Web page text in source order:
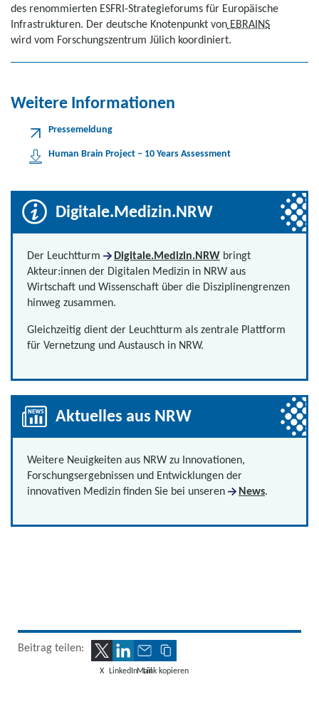
des renommierten ESFRI-Strategieforums für Europäische
Infrastrukturen. Der deutsche Knotenpunkt von EBRAINS
wird vom Forschungszentrum Jülich koordiniert.
Weitere Informationen
Pressemeldung
Human Brain Project – 10 Years Assessment
Digitale.Medizin.NRW
Der Leuchtturm Digitale.Medizin.NRW bringt
Akteur:innen der Digitalen Medizin in NRW aus
Wirtschaft und Wissenschaft über die Disziplinengrenzen
hinweg zusammen.
Gleichzeitig dient der Leuchtturm als zentrale Plattform
für Vernetzung und Austausch in NRW.
Aktuelles aus NRW
Weitere Neuigkeiten aus NRW zu Innovationen,
Forschungsergebnissen und Entwicklungen der
innovativen Medizin finden Sie bei unseren
News.
Beitrag teilen:
X LinkedInMailLink kopieren